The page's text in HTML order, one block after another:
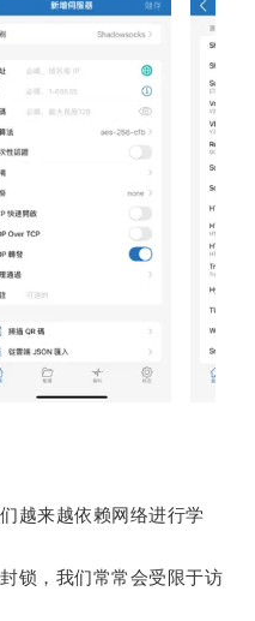
来越依赖网络进行学
，我们常常会受限于访